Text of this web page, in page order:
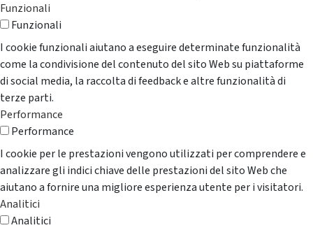
Funzionali
Funzionali
I cookie funzionali aiutano a eseguire determinate funzionalità
come la condivisione del contenuto del sito Web su piattaforme
di social media, la raccolta di feedback e altre funzionalità di
terze parti.
Performance
Performance
I cookie per le prestazioni vengono utilizzati per comprendere e
analizzare gli indici chiave delle prestazioni del sito Web che
aiutano a fornire una migliore esperienza utente per i visitatori.
Analitici
Analitici